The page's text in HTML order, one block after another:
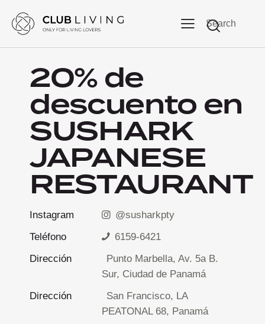
Search
20% de
descuento en
SUSHARK
JAPANESE
RESTAURANT
Instagram
@susharkpty
Teléfono
6159-6421
Dirección
Punto Marbella, Av. 5a B.
Sur, Ciudad de Panamá
Dirección
San Francisco, LA
PEATONAL 68, Panamá